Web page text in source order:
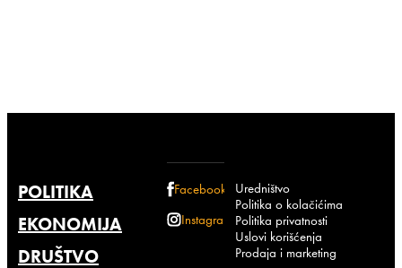
POLITIKA
EKONOMIJA
DRUŠTVO
Facebook
Instagram
Uredništvo
Politika o kolačićima
Politika privatnosti
Uslovi korišćenja
Prodaja i marketing